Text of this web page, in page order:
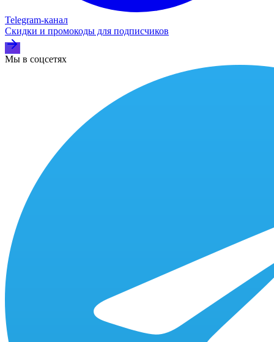
Telegram‑канал
Скидки и промокоды для подписчиков
Мы в соцсетях